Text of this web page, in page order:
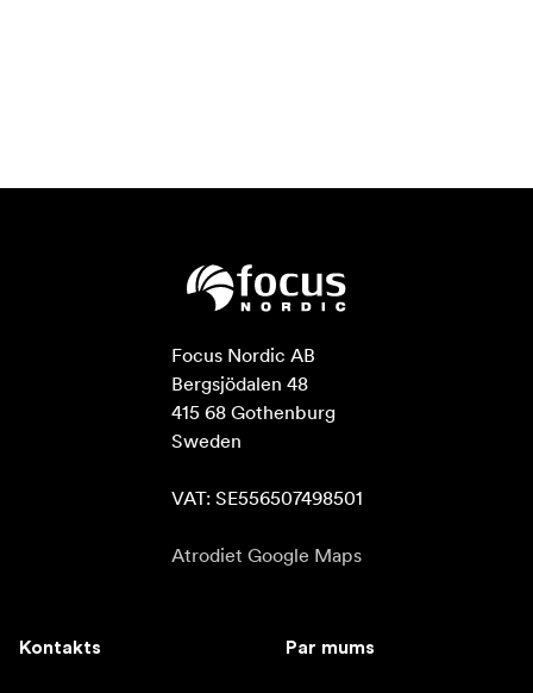
Focus Nordic AB
Bergsjödalen 48
415 68 Gothenburg
Sweden
VAT: SE556507498501
Atrodiet Google Maps
Kontakts Par mums